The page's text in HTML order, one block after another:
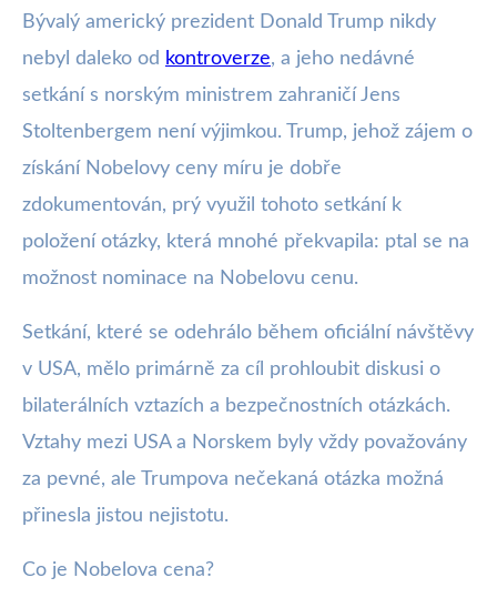
15. 8. 2025 · 3 min čtení · Autor: Barbora Černá
Bývalý americký prezident Donald Trump nikdy
nebyl daleko od kontroverze, a jeho nedávné
setkání s norským ministrem zahraničí Jens
Stoltenbergem není výjimkou. Trump, jehož zájem o
získání Nobelovy ceny míru je dobře
zdokumentován, prý využil tohoto setkání k
položení otázky, která mnohé překvapila: ptal se na
možnost nominace na Nobelovu cenu.
Setkání, které se odehrálo během oficiální návštěvy
v USA, mělo primárně za cíl prohloubit diskusi o
bilaterálních vztazích a bezpečnostních otázkách.
Vztahy mezi USA a Norskem byly vždy považovány
za pevné, ale Trumpova nečekaná otázka možná
přinesla jistou nejistotu.
Co je Nobelova cena?